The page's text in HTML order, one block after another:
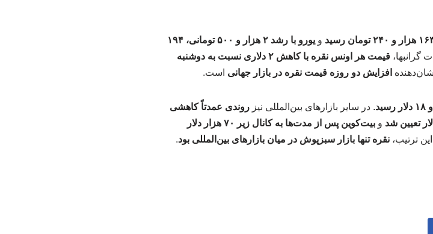
و
یورو با رشد ۲ هزار و ۵۰۰ تومانی، ۱۹۴
گرانبها،
قیمت هر اونس نقره با کاهش ۲ دلاری نسبت به دوشنبه
افزایش دو روزه قیمت نقره در بازار جهانی است.
. در سایر بازارهای بین‌المللی نیزروندی عمدتاً کاهشی
و
بیت‌کوین پس از مدت‌ها به کانال زیر ۷۰ هزار دلار
این ترتیب،نقره تنها بازار سبزپوش در میان بازارهای بین‌المللی بود.